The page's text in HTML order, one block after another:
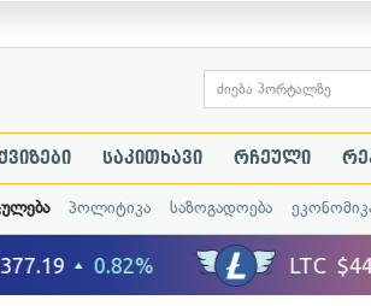
საკითხავი რჩეული
პოლიტიკა საზოგადოება